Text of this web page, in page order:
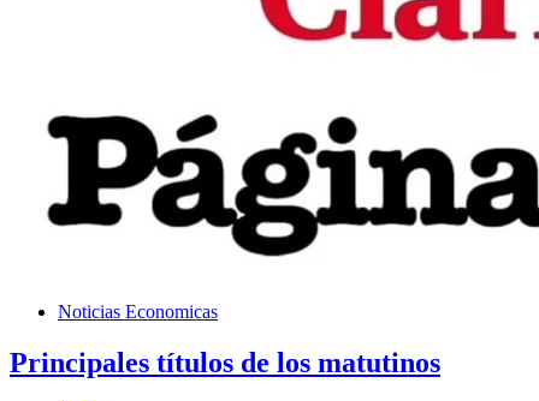
Noticias Economicas
Principales títulos de los matutinos